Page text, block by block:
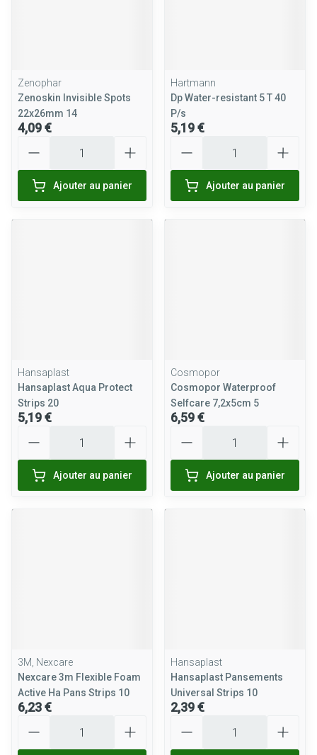
Zenophar
Zenoskin Invisible Spots
22x26mm 14
4,09 €
Ajouter au panier
Hartmann
Dp Water-resistant 5 T 40
P/s
5,19 €
Ajouter au panier
Hansaplast
Hansaplast Aqua Protect
Strips 20
5,19 €
Ajouter au panier
Cosmopor
Cosmopor Waterproof
Selfcare 7,2x5cm 5
6,59 €
Ajouter au panier
3M, Nexcare
Nexcare 3m Flexible Foam
Active Ha Pans Strips 10
6,23 €
Hansaplast
Hansaplast Pansements
Universal Strips 10
2,39 €